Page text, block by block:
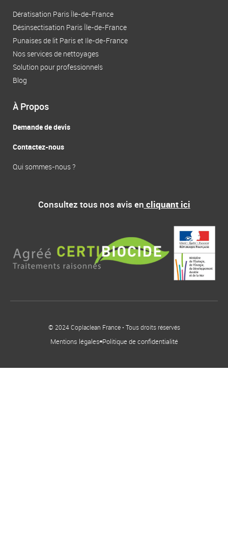
o
k
-
f
e
t
e
r
Dératisation Paris Île-de-France
Désinsectisation Paris Île-de-France
Punaises de lit Paris et Ile-de-France
Nos services de nettoyages
Solution pour professionnels
Blog
À Propos
Demande de devis
Contactez-nous
Qui sommes-nous ?
Consultez tous nos avis en cliquant ici
© 2024 Coplaclean France • Tous droits réservés
Mentions légales Politique de confidentialité